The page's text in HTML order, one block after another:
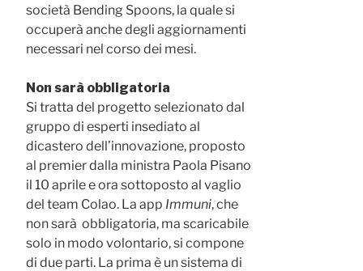
società Bending Spoons, la quale si
occuperà anche degli aggiornamenti
necessari nel corso dei mesi.
Non sarà obbligatoria
Si tratta del progetto selezionato dal
gruppo di esperti insediato al
dicastero dell’innovazione, proposto
al premier dalla ministra Paola Pisano
il 10 aprile e ora sottoposto al vaglio
del team Colao. La app Immuni, che
non sarà obbligatoria, ma scaricabile
solo in modo volontario, si compone
di due parti. La prima è un sistema di